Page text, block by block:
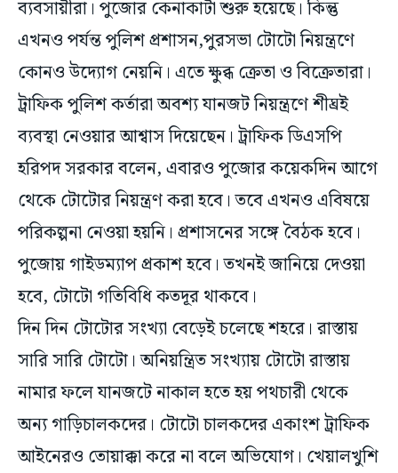
ব্যবসায়ীরা। পুজোর কেনাকাটা শুরু হয়েছে। কিন্তু
এখনও পর্যন্ত পুলিশ প্রশাসন,পুরসভা টোটো নিয়ন্ত্রণে
কোনও উদ্যোগ নেয়নি। এতে ক্ষুব্ধ ক্রেতা ও বিক্রেতারা।
ট্রাফিক পুলিশ কর্তারা অবশ্য যানজট নিয়ন্ত্রণে শীঘ্রই
ব্যবস্থা নেওয়ার আশ্বাস দিয়েছেন। ট্রাফিক ডিএসপি
হরিপদ সরকার বলেন, এবারও পুজোর কয়েকদিন আগে
থেকে টোটোর নিয়ন্ত্রণ করা হবে। তবে এখনও এবিষয়ে
পরিকল্পনা নেওয়া হয়নি। প্রশাসনের সঙ্গে বৈঠক হবে।
পুজোয় গাইডম্যাপ প্রকাশ হবে। তখনই জানিয়ে দেওয়া
হবে, টোটো গতিবিধি কতদূর থাকবে।
দিন দিন টোটোর সংখ্যা বেড়েই চলেছে শহরে। রাস্তায়
সারি সারি টোটো। অনিয়ন্ত্রিত সংখ্যায় টোটো রাস্তায়
নামার ফলে যানজটে নাকাল হতে হয় পথচারী থেকে
অন্য গাড়িচালকদের। টোটো চালকদের একাংশ ট্রাফিক
আইনেরও তোয়াক্কা করে না বলে অভিযোগ। খেয়ালখুশি